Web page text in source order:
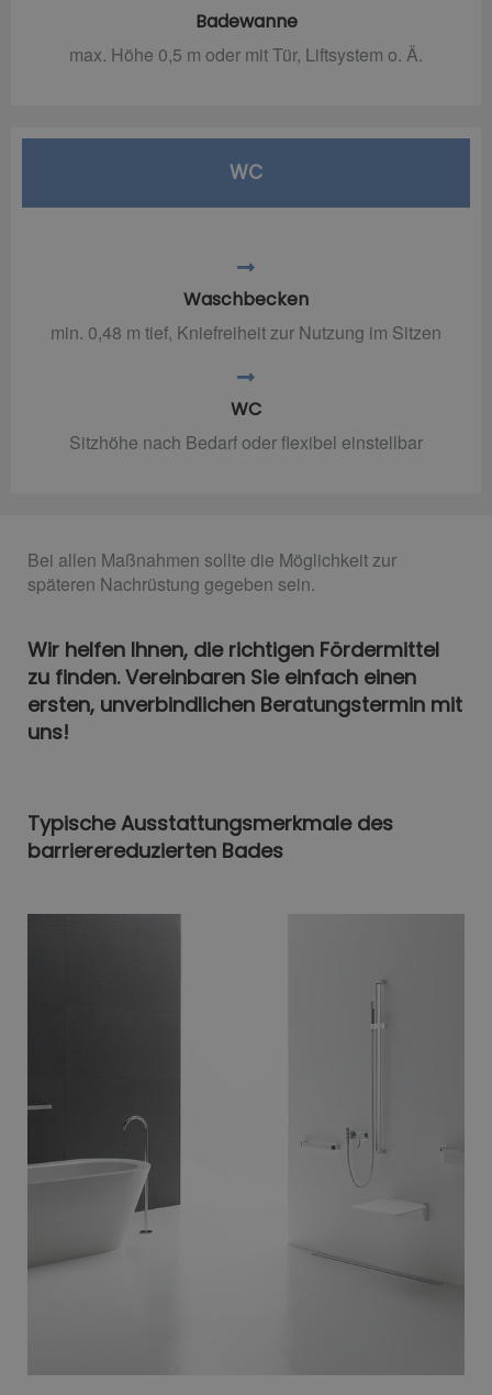
Badewanne
max. Höhe 0,5 m oder mit Tür, Liftsystem o. Ä.
WC
Waschbecken
min. 0,48 m tief, Kniefreiheit zur Nutzung im Sitzen
WC
Sitzhöhe nach Bedarf oder flexibel einstellbar
Bei allen Maßnahmen sollte die Möglichkeit zur
späteren Nachrüstung gegeben sein.
Wir helfen Ihnen, die richtigen Fördermittel
zu finden. Vereinbaren Sie einfach einen
ersten, unverbindlichen Beratungstermin mit
uns!
Typische Ausstattungsmerkmale des
barrierereduzierten Bades